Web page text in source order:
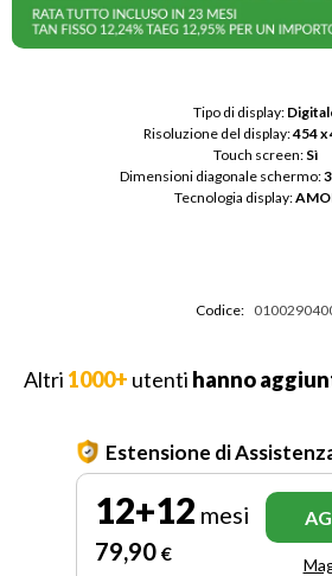
Tipo di display:
Risoluzione del display: 454 x
Touch screen: Sì
Dimensioni diagonale schermo:
Tecnologia display:
Codice:
Altri 1000+ utenti hanno
Estensione di
12+12 mesi
79,90 €